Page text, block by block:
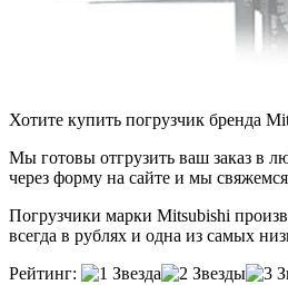
Хотите купить погрузчик бренда
Мы готовы отгрузить ваш заказ в
через форму на сайте и мы
Погрузчики марки Mitsubishi
всегда в рублях и одна из самых
Рейтинг: